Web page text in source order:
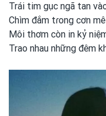
Trái tim gục ngã tan
Chìm đắm tɾong cơn mê
Môi thơm còn in kỷ
Trao nhau những đêm